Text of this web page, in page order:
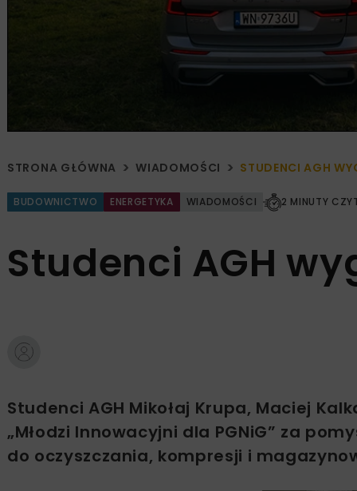
STRONA GŁÓWNA WIADOMOŚCI STUDENCI AGH
BUDOWNICTWO ENERGETYKA WIADOMOŚCI 2 MINUTY
Studenci AGH
Studenci AGH Mikołaj Krupa, Maciej
„Młodzi Innowacyjni dla PGNiG” za
do oczyszczania, kompresji i